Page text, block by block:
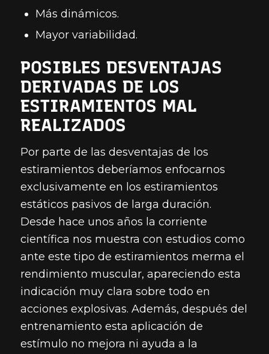
Más dinámicos.
Mayor variabilidad.
POSIBLES DESVENTAJAS
DERIVADAS DE LOS
ESTIRAMIENTOS MAL
REALIZADOS
Por parte de las desventajas de los
estiramientos deberíamos enfocarnos
exclusivamente en los estiramientos
estáticos pasivos de larga duración.
Desde hace unos años la corriente
científica nos muestra con estudios como
ante este tipo de estiramientos merma el
rendimiento muscular, apareciendo esta
indicación muy clara sobre todo en
acciones explosivas. Además, después del
entrenamiento esta aplicación de
estímulo no mejora ni ayuda a la